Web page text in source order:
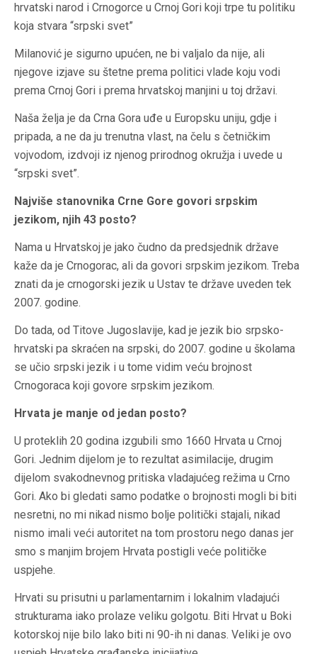
hrvatski narod i Crnogorce u Crnoj Gori koji trpe tu politiku
koja stvara “srpski svet”
Milanović je sigurno upućen, ne bi valjalo da nije, ali
njegove izjave su štetne prema politici vlade koju vodi
prema Crnoj Gori i prema hrvatskoj manjini u toj državi.
Naša želja je da Crna Gora uđe u Europsku uniju, gdje i
pripada, a ne da ju trenutna vlast, na čelu s četničkim
vojvodom, izdvoji iz njenog prirodnog okružja i uvede u
“srpski svet”.
Najviše stanovnika Crne Gore govori srpskim
jezikom, njih 43 posto?
Nama u Hrvatskoj je jako čudno da predsjednik države
kaže da je Crnogorac, ali da govori srpskim jezikom. Treba
znati da je crnogorski jezik u Ustav te države uveden tek
2007. godine.
Do tada, od Titove Jugoslavije, kad je jezik bio srpsko-
hrvatski pa skraćen na srpski, do 2007. godine u školama
se učio srpski jezik i u tome vidim veću brojnost
Crnogoraca koji govore srpskim jezikom.
Hrvata je manje od jedan posto?
U proteklih 20 godina izgubili smo 1660 Hrvata u Crnoj
Gori. Jednim dijelom je to rezultat asimilacije, drugim
dijelom svakodnevnog pritiska vladajućeg režima u Crno
Gori. Ako bi gledati samo podatke o brojnosti mogli bi biti
nesretni, no mi nikad nismo bolje politički stajali, nikad
nismo imali veći autoritet na tom prostoru nego danas jer
smo s manjim brojem Hrvata postigli veće političke
uspjehe.
Hrvati su prisutni u parlamentarnim i lokalnim vladajući
strukturama iako prolaze veliku golgotu. Biti Hrvat u Boki
kotorskoj nije bilo lako biti ni 90-ih ni danas. Veliki je ovo